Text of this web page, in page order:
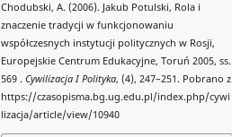
Chodubski, A. (2006). Jakub Potulski, Rola i
znaczenie tradycji w funkcjonowaniu
współczesnych instytucji politycznych w Rosji,
Europejskie Centrum Edukacyjne, Toruń 2005, ss.
569 .Cywilizacja I Polityka, (4), 247–251. Pobrano z
https://czasopisma.bg.ug.edu.pl/index.php/cywi
lizacja/article/view/10940